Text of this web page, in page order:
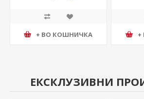
+ ВО КОШНИЧКА
ЕКСКЛУЗИВНИ